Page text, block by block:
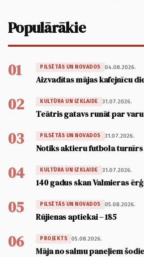
Populārākie
01 PILSĒTĀS UN NOVADOS 04.08.2026.
Aizvadītas mājas kafejnīcu
02 KULTŪRA UN IZKLAIDE 31.07.2026.
Teātris gatavs runāt par varu
03 PILSĒTĀS UN NOVADOS 31.07.2026.
Notiks aktieru futbola turnīrs
04 KULTŪRA UN IZKLAIDE 31.07.2026.
140 gadus skan Valmieras
05 PILSĒTĀS UN NOVADOS 05.08.2026.
Rūjienas aptiekai – 185
06 PROJEKTS 05.08.2026.
Māja no salmu paneļiem